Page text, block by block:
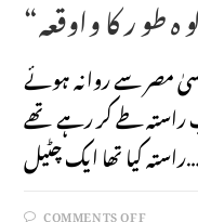
مصر سے روانہ ہوئے
طے کر رہے تھے
راستہ کیا تھا ایک چٹیل…
COMMENTS OFF